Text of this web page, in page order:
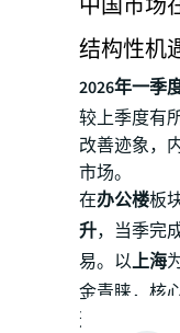
中国市场
结构性机
2026年一季
较上季度有
改善迹象，
市场。
在办公楼板
升，当季完
易。以上海
金青睐，核
选，办公物